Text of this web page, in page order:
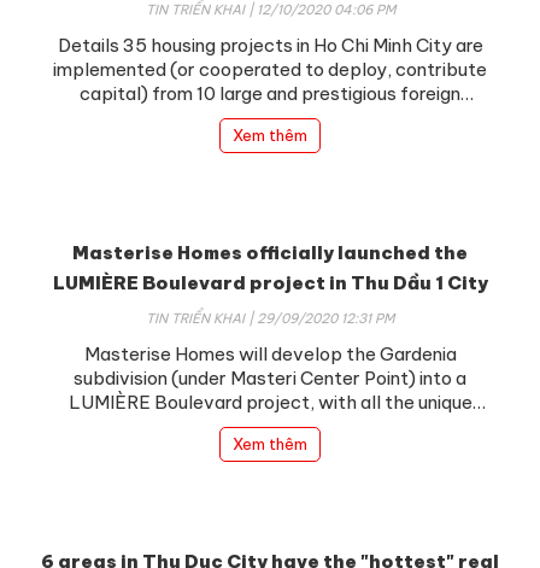
Nội dung
Gửi
TIN TRIỂN KHAI | 12/10/2020 04:06 PM
Details 35 housing projects in Ho Chi Minh City are
implemented (or cooperated to deploy, contribute
capital) from 10 large and prestigious foreign
investors. Among these are the main owners.unique
benefits of a luxury project.
Xem thêm
Masterise Homes officially launched the
LUMIÈRE Boulevard project in Thu Dầu 1 City
TIN TRIỂN KHAI | 29/09/2020 12:31 PM
Masterise Homes will develop the Gardenia
subdivision (under Masteri Center Point) into a
LUMIÈRE Boulevard project, with all the unique
benefits of a luxury project.
Xem thêm
6 areas in Thu Duc City have the "hottest" real